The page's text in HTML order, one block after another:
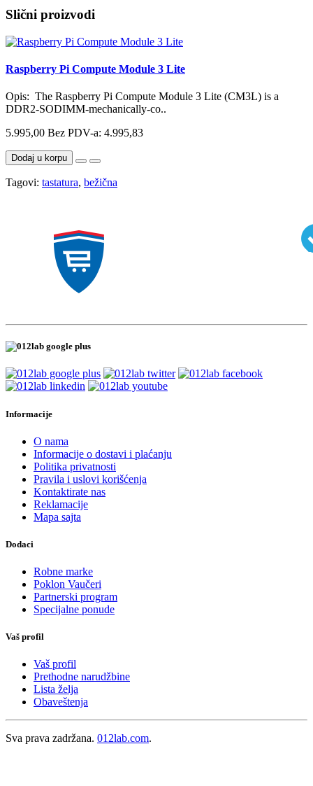
Slični proizvodi
Raspberry Pi Compute Module 3 Lite
Opis: The Raspberry Pi Compute Module 3 Lite (CM3L) is a
DDR2-SODIMM-mechanically-co..
5.995,00 Bez PDV-a: 4.995,83
Dodaj u korpu
Tagovi: tastatura, bežična
Informacije
O nama
Informacije o dostavi i plaćanju
Politika privatnosti
Pravila i uslovi korišćenja
Kontaktirate nas
Reklamacije
Mapa sajta
Dodaci
Robne marke
Poklon Vaučeri
Partnerski program
Specijalne ponude
Vaš profil
Vaš profil
Prethodne narudžbine
Lista želja
Obaveštenja
Sva prava zadržana. 012lab.com.